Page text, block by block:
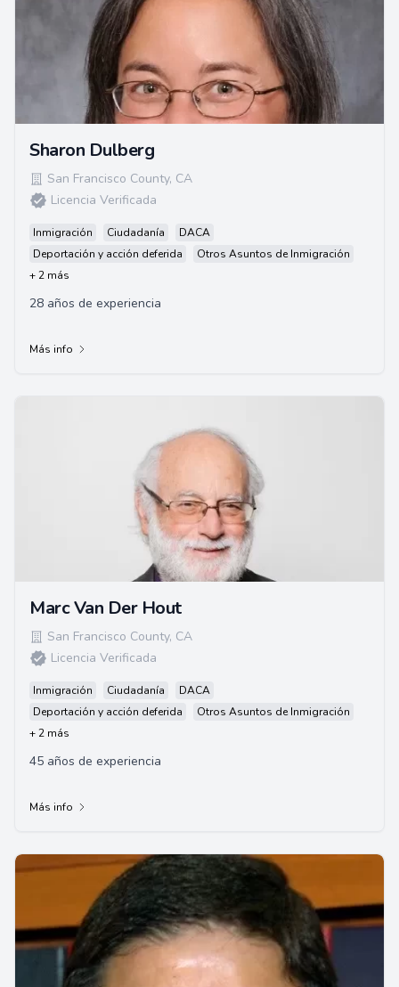
Sharon Dulberg
San Francisco County, CA
Licencia Verificada
Inmigración Ciudadanía
DACA
Deportación y acción deferida
Otros Asuntos de Inmigración
+ 2 más
28 años de experiencia
Más info
Marc Van Der Hout
San Francisco County, CA
Licencia Verificada
Inmigración Ciudadanía
DACA
Deportación y acción deferida
Otros Asuntos de Inmigración
+ 2 más
45 años de experiencia
Más info